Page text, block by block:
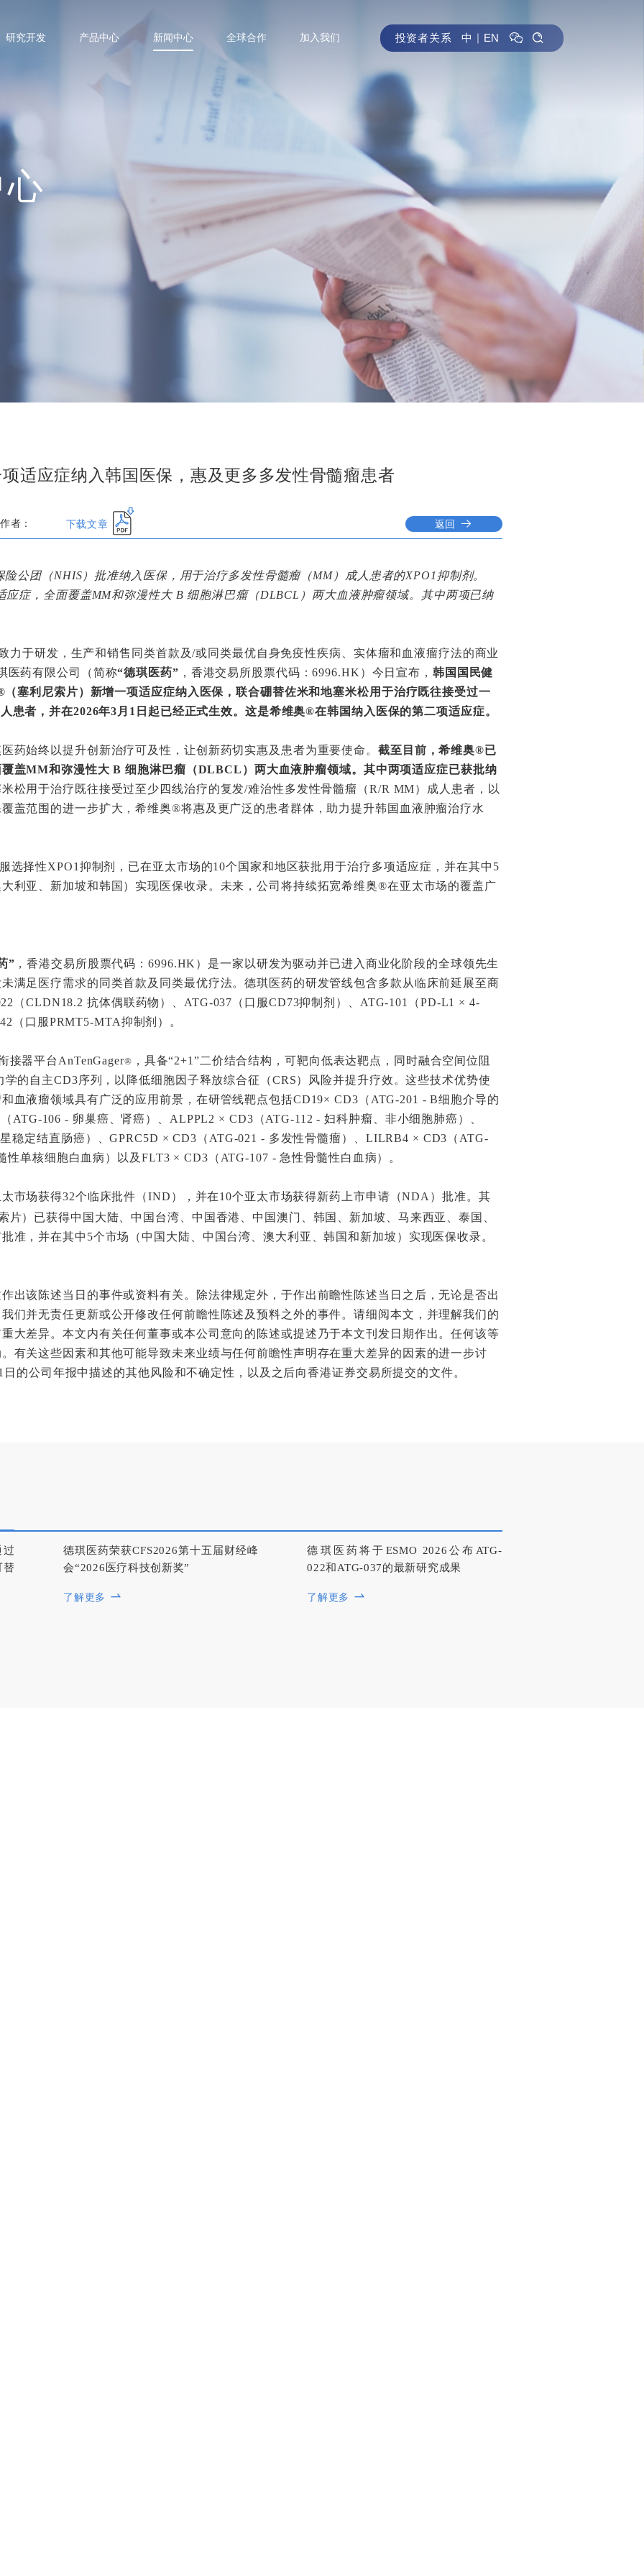
研究开发 产品中心 新闻中心 全球合作 加入我们 投资者关系 中 ｜ EN
适应症纳入韩国医保，惠及更多多发性骨髓瘤患者
作者： 下载文章 返回
公团（NHIS）批准纳入医保，用于治疗多发性骨髓瘤（MM）成人患者的XPO1抑制剂。
症，全面覆盖MM和弥漫性大 B 细胞淋巴瘤（DLBCL）两大血液肿瘤领域。其中两项已纳
力于研发，生产和销售同类首款及/或同类最优自身免疫性疾病、实体瘤和血液瘤疗法的商业
医药有限公司（简称“德琪医药” ，香港交易所股票代码：6996.HK）今日宣布， 韩国国民健
塞利尼索片）新增一项适应症纳入医保，联合硼替佐米和地塞米松用于治疗既往接受过一
患者，并在2026年3月1日起已经正式生效。这是希维奥®在韩国纳入医保的第二项适应症。
药始终以提升创新治疗可及性，让创新药切实惠及患者为重要使命。 截至目前，希维奥®已
盖MM和弥漫性大 B 细胞淋巴瘤（DLBCL）两大血液肿瘤领域。其中两项适应症已获批纳
松用于治疗既往接受过至少四线治疗的复发/难治性多发性骨髓瘤（R/R MM）成人患者，以
盖范围的进一步扩大，希维奥®将惠及更广泛的患者群体，助力提升韩国血液肿瘤治疗水
选择性XPO1抑制剂，已在亚太市场的10个国家和地区获批用于治疗多项适应症，并在其中5
利亚、新加坡和韩国）实现医保收录。未来，公司将持续拓宽希维奥®在亚太市场的覆盖广
” ，香港交易所股票代码：6996.HK）是一家以研发为驱动并已进入商业化阶段的全球领先生
满足医疗需求的同类首款及同类最优疗法。德琪医药的研发管线包含多款从临床前延展至商
（CLDN18.2 抗体偶联药物）、ATG-037（口服CD73抑制剂）、ATG-101（PD-L1 × 4-
（口服PRMT5-MTA抑制剂）。
接器平台AnTenGager® ，具备“2+1”二价结合结构，可靶向低表达靶点，同时融合空间位阻
的自主CD3序列，以降低细胞因子释放综合征（CRS）风险并提升疗效。这些技术优势使
血液瘤领域具有广泛的应用前景，在研管线靶点包括CD19× CD3（ATG-201 - B细胞介导的
ATG-106 - 卵巢癌、肾癌）、ALPPL2 × CD3（ATG-112 - 妇科肿瘤、非小细胞肺癌）、
稳定结直肠癌）、GPRC5D × CD3（ATG-021 - 多发性骨髓瘤）、LILRB4 × CD3（ATG-
性单核细胞白血病）以及FLT3 × CD3（ATG-107 - 急性骨髓性白血病）。
市场获得32个临床批件（IND），并在10个亚太市场获得新药上市申请（NDA）批准。其
片）已获得中国大陆、中国台湾、中国香港、中国澳门、韩国、新加坡、马来西亚、泰国、
准，并在其中5个市场（中国大陆、中国台湾、澳大利亚、韩国和新加坡）实现医保收录。
出该陈述当日的事件或资料有关。除法律规定外，于作出前瞻性陈述当日之后，无论是否出
们并无责任更新或公开修改任何前瞻性陈述及预料之外的事件。请细阅本文，并理解我们的
大差异。本文内有关任何董事或本公司意向的陈述或提述乃于本文刊发日期作出。任何该等
有关这些因素和其他可能导致未来业绩与任何前瞻性声明存在重大差异的因素的进一步讨
的公司年报中描述的其他风险和不确定性，以及之后向香港证券交易所提交的文件。
替
德琪医药荣获CFS2026第十五届财经峰
会“2026医疗科技创新奖”
了解更多
德琪医药将于ESMO 2026公布ATG-
022和ATG-037的最新研究成果
了解更多